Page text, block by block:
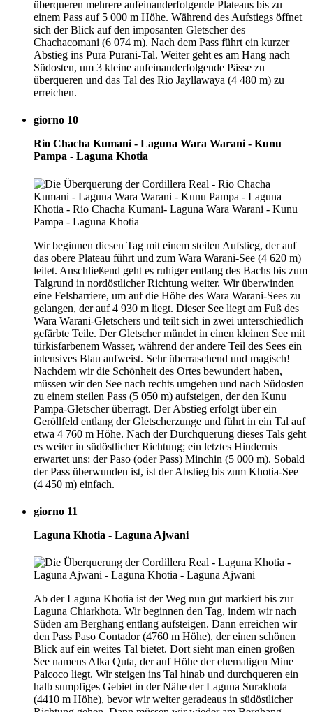
überqueren mehrere aufeinanderfolgende Plateaus bis zu
einem Pass auf 5 000 m Höhe. Während des Aufstiegs öffnet
sich der Blick auf den imposanten Gletscher des
Chachacomani (6 074 m). Nach dem Pass führt ein kurzer
Abstieg ins Pura Purani-Tal. Weiter geht es am Hang nach
Südosten, um 3 kleine aufeinanderfolgende Pässe zu
überqueren und das Tal des Rio Jayllawaya (4 480 m) zu
erreichen.
giorno 10
Rio Chacha Kumani - Laguna Wara Warani - Kunu
Pampa - Laguna Khotia
Wir beginnen diesen Tag mit einem steilen Aufstieg, der auf
das obere Plateau führt und zum Wara Warani-See (4 620 m)
leitet. Anschließend geht es ruhiger entlang des Bachs bis zum
Talgrund in nordöstlicher Richtung weiter. Wir überwinden
eine Felsbarriere, um auf die Höhe des Wara Warani-Sees zu
gelangen, der auf 4 930 m liegt. Dieser See liegt am Fuß des
Wara Warani-Gletschers und teilt sich in zwei unterschiedlich
gefärbte Teile. Der Gletscher mündet in einen kleinen See mit
türkisfarbenem Wasser, während der andere Teil des Sees ein
intensives Blau aufweist. Sehr überraschend und magisch!
Nachdem wir die Schönheit des Ortes bewundert haben,
müssen wir den See nach rechts umgehen und nach Südosten
zu einem steilen Pass (5 050 m) aufsteigen, der den Kunu
Pampa-Gletscher überragt. Der Abstieg erfolgt über ein
Geröllfeld entlang der Gletscherzunge und führt in ein Tal auf
etwa 4 760 m Höhe. Nach der Durchquerung dieses Tals geht
es weiter in südöstlicher Richtung; ein letztes Hindernis
erwartet uns: der Paso (oder Pass) Minchin (5 000 m). Sobald
der Pass überwunden ist, ist der Abstieg bis zum Khotia-See
(4 450 m) einfach.
giorno 11
Laguna Khotia - Laguna Ajwani
Ab der Laguna Khotia ist der Weg nun gut markiert bis zur
Laguna Chiarkhota. Wir beginnen den Tag, indem wir nach
Süden am Berghang entlang aufsteigen. Dann erreichen wir
den Pass Paso Contador (4760 m Höhe), der einen schönen
Blick auf ein weites Tal bietet. Dort sieht man einen großen
See namens Alka Quta, der auf Höhe der ehemaligen Mine
Palcoco liegt. Wir steigen ins Tal hinab und durchqueren ein
halb sumpfiges Gebiet in der Nähe der Laguna Surakhota
(4410 m Höhe), bevor wir weiter geradeaus in südöstlicher